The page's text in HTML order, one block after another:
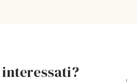
interessati?